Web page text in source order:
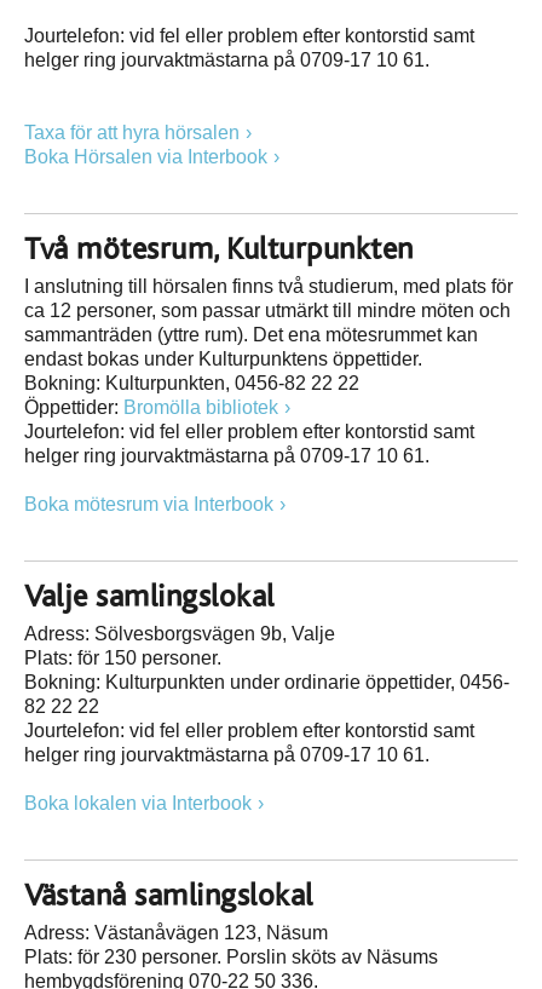
Jourtelefon: vid fel eller problem efter kontorstid samt
helger ring jourvaktmästarna på 0709-17 10 61.
Taxa för att hyra hörsalen
Boka Hörsalen via Interbook
Två mötesrum, Kulturpunkten
I anslutning till hörsalen finns två studierum, med plats för
ca 12 personer, som passar utmärkt till mindre möten och
sammanträden (yttre rum). Det ena mötesrummet kan
endast bokas under Kulturpunktens öppettider.
Bokning: Kulturpunkten, 0456-82 22 22
Öppettider: Bromölla bibliotek
Jourtelefon: vid fel eller problem efter kontorstid samt
helger ring jourvaktmästarna på 0709-17 10 61.
Boka mötesrum via Interbook
Valje samlingslokal
Adress: Sölvesborgsvägen 9b, Valje
Plats: för 150 personer.
Bokning: Kulturpunkten under ordinarie öppettider, 0456-
82 22 22
Jourtelefon: vid fel eller problem efter kontorstid samt
helger ring jourvaktmästarna på 0709-17 10 61.
Boka lokalen via Interbook
Västanå samlingslokal
Adress: Västanåvägen 123, Näsum
Plats: för 230 personer. Porslin sköts av Näsums
hembygdsförening 070-22 50 336.